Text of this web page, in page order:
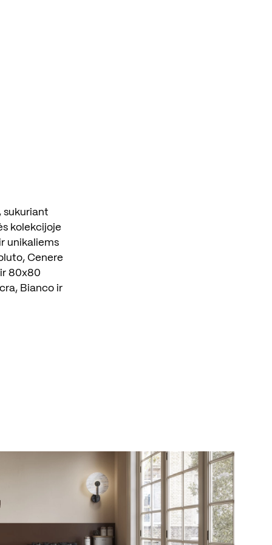
sukuriant
kolekcijoje
unikaliems
Cenere
80x80
Bianco ir